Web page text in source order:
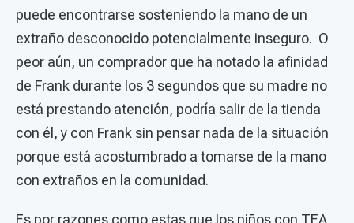
puede encontrarse sosteniendo la mano de un
extraño desconocido potencialmente inseguro. O
peor aún, un comprador que ha notado la afinidad
de Frank durante los 3 segundos que su madre no
está prestando atención, podría salir de la tienda
con él, y con Frank sin pensar nada de la situación
porque está acostumbrado a tomarse de la mano
con extraños en la comunidad.
Es por razones como estas que los niños con TEA